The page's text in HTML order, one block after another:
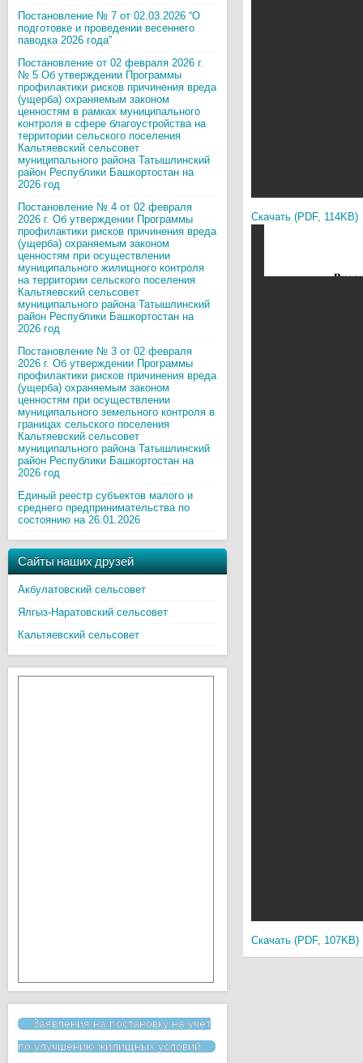
Постановление № 7 от 02.03.2026 “О
подготовке и проведении весеннего
паводка 2026 года”
Постановление от 02 февраля 2026 г.
№ 5 Об утверждении Программы
профилактики рисков причинения вреда
(ущерба) охраняемым законом
ценностям в рамках муниципального
контроля в сфере благоустройства на
территории сельского поселения
Кальтяевский сельсовет
муниципального района Татышлинский
район Республики Башкортостан на
2026 год
Постановление № 4 от 02 февраля
2026 г. Об утверждении Программы
профилактики рисков причинения вреда
(ущерба) охраняемым законом
ценностям при осуществлении
муниципального жилищного контроля
на территории сельского поселения
Кальтяевский сельсовет
муниципального района Татышлинский
район Республики Башкортостан на
2026 год
Постановление № 3 от 02 февраля
2026 г. Об утверждении Программы
профилактики рисков причинения вреда
(ущерба) охраняемым законом
ценностям при осуществлении
муниципального земельного контроля в
границах сельского поселения
Кальтяевский сельсовет
муниципального района Татышлинский
район Республики Башкортостан на
2026 год
Единый реестр субъектов малого и
среднего предпринимательства по
состоянию на 26.01.2026
Сайты наших друзей
Акбулатовский сельсовет
Ялгыз-Наратовский сельсовет
Кальтяевский сельсовет
Заявления на постановку на учет
по улучшению жилищных условий
Скачать (PDF, 114KB)
Скачать (PDF, 107KB)